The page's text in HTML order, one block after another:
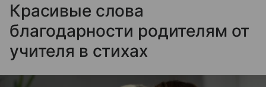
Красивые слова
благодарности родителям от
учителя в стихах